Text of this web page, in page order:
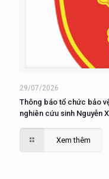
29/07/2026
Thông báo tổ chức bảo
nghiên cứu sinh Nguyễn
Xem thêm